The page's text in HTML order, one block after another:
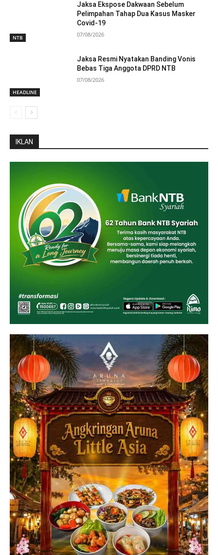
NTB
Jaksa Ekspose Dakwaan Sebelum
Pelimpahan Tahap Dua Kasus Masker
Covid-19
07/08/2026
HEADLINE
Jaksa Resmi Nyatakan Banding Vonis
Bebas Tiga Anggota DPRD NTB
07/08/2026
IKLAN